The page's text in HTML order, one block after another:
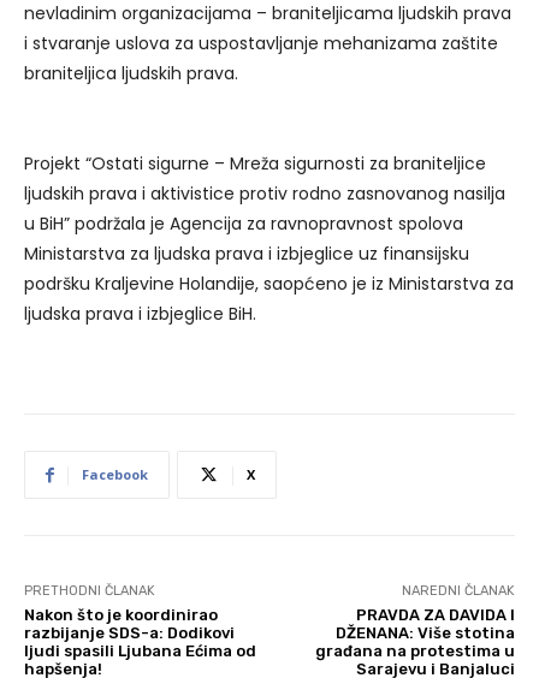
nevladinim organizacijama – braniteljicama ljudskih prava
i stvaranje uslova za uspostavljanje mehanizama zaštite
braniteljica ljudskih prava.
Projekt “Ostati sigurne – Mreža sigurnosti za braniteljice
ljudskih prava i aktivistice protiv rodno zasnovanog nasilja
u BiH” podržala je Agencija za ravnopravnost spolova
Ministarstva za ljudska prava i izbjeglice uz finansijsku
podršku Kraljevine Holandije, saopćeno je iz Ministarstva za
ljudska prava i izbjeglice BiH.
Facebook X
PRETHODNI ČLANAK
Nakon što je koordinirao
razbijanje SDS-a: Dodikovi
ljudi spasili Ljubana Ećima od
hapšenja!
NAREDNI ČLANAK
PRAVDA ZA DAVIDA I
DŽENANA: Više stotina
građana na protestima u
Sarajevu i Banjaluci